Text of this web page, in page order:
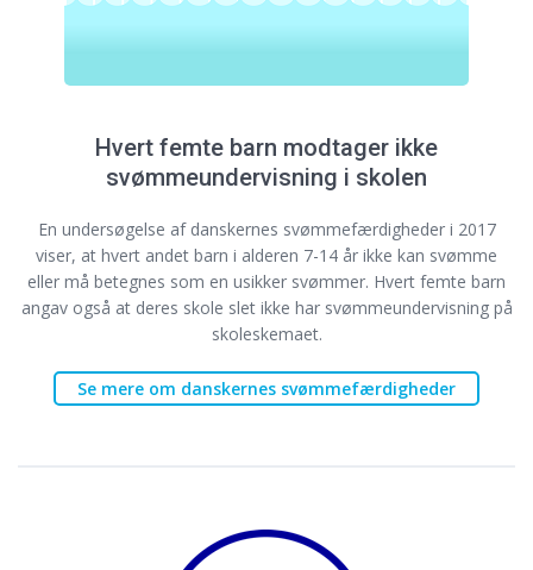
Hvert femte barn modtager ikke
svømmeundervisning i skolen
En undersøgelse af danskernes svømmefærdigheder i 2017
viser, at hvert andet barn i alderen 7-14 år ikke kan svømme
eller må betegnes som en usikker svømmer. Hvert femte barn
angav også at deres skole slet ikke har svømmeundervisning på
skoleskemaet.
Se mere om danskernes svømmefærdigheder